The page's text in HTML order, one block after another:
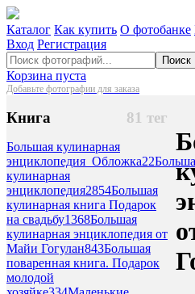
Каталог Как купить О фотобанке
Вход Регистрация
Поиск
Корзина пуста
Добавьте фотографии для заказа
81 тег
Книга
Большая кулинарная
энциклопедия_Обложка22
кулинарная
энциклопедия2854Большая
кулинарная книга Подарок
на свадьбу1368Большая
кулинарная энциклопедия от
Майи Гогулан843Большая
поваренная книга. Подарок
молодой